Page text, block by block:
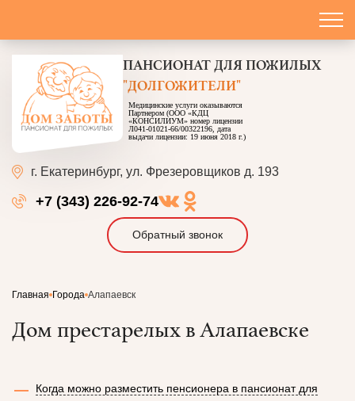
ПАНСИОНАТ ДЛЯ ПОЖИЛЫХ
"ДОЛГОЖИТЕЛИ"
Медицинские услуги оказываются
Партнером (ООО «КДЦ
«КОНСИЛИУМ» номер лицензии
Л041-01021-66/00322196, дата
выдачи лицензии: 19 июня 2018 г.)
г. Екатеринбург, ул. Фрезеровщиков д. 193
+7 (343) 226-92-74
Обратный звонок
Главная Города Алапаевск
Дом престарелых в Алапаевске
Когда можно разместить пенсионера в пансионат для